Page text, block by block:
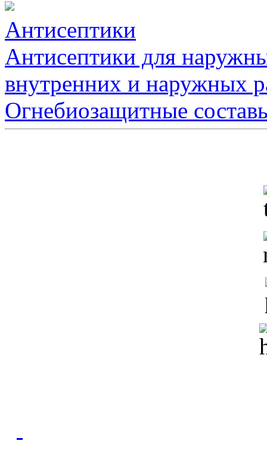
Антисептики
Антисептики для
внутренних и наружных
Огнебиозащитные